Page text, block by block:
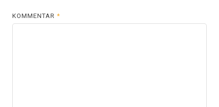
KOMMENTAR*